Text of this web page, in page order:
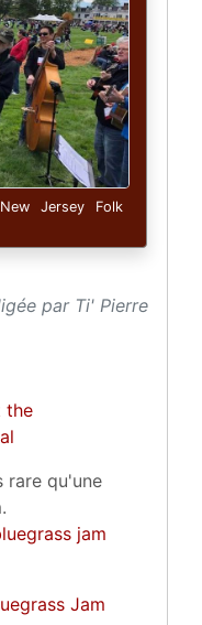
Jersey Folk
par Ti' Pierre
the
rare qu'une
jam
Jam